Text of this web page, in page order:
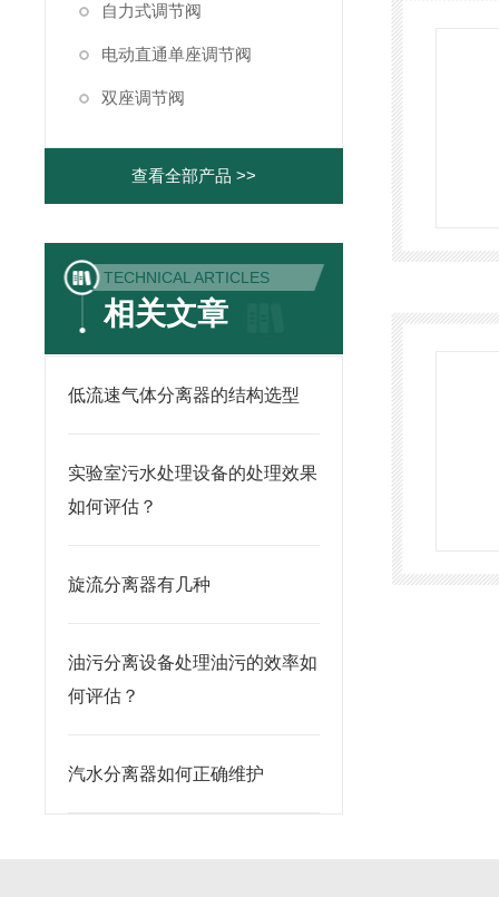
自力式调节阀
电动直通单座调节阀
双座调节阀
查看全部产品 >>
TECHNICAL ARTICLES
相关文章
低流速气体分离器的结构选型
实验室污水处理设备的处理效果
如何评估？
旋流分离器有几种
油污分离设备处理油污的效率如
何评估？
汽水分离器如何正确维护